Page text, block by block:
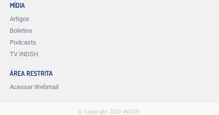
MÍDIA
Artigos
Boletins
Podcasts
TV INDSH
ÁREA RESTRITA
Acessar Webmail
© Copyright 2023 INDSH.